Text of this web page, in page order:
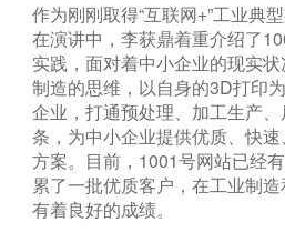
作为刚刚取得“互联网+”工业典
在演讲中，李获鼎着重介绍了
实践，面对着中小企业的现实
制造的思维，以自身的3D打印
企业，打通预处理、加工生产
条，为中小企业提供优质、快
方案。目前，1001号网站已经
累了一批优质客户，在工业制
有着良好的成绩。